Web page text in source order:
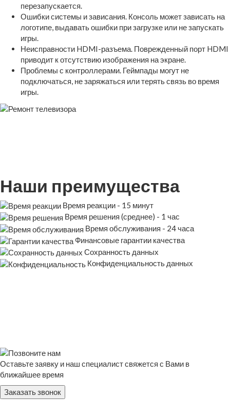
перезапускается.
Ошибки системы и зависания. Консоль может зависать на
логотипе, выдавать ошибки при загрузке или не запускать
игры.
Неисправности HDMI-разъема. Поврежденный порт HDMI
приводит к отсутствию изображения на экране.
Проблемы с контроллерами. Геймпады могут не
подключаться, не заряжаться или терять связь во время
игры.
Наши преимущества
Время реакции - 15 минут
Время решения (среднее) - 1 час
Время обслуживания - 24 часа
Финансовые гарантии качества
Сохранность данных
Конфиденциальность данных
Оставьте заявку и наш специалист свяжется с Вами в
ближайшее время
Заказать звонок